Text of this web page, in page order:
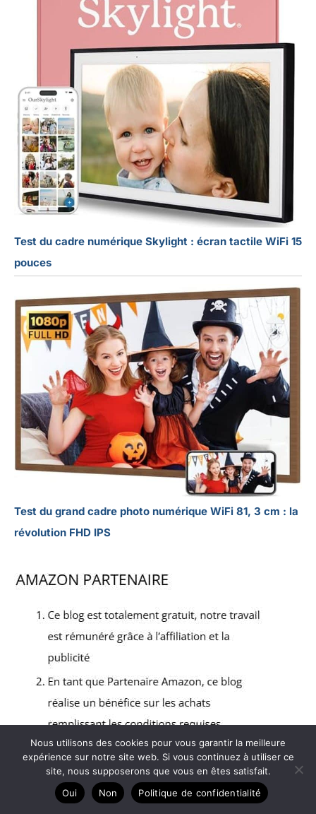
Test du cadre numérique Skylight : écran tactile WiFi 15
pouces
Test du grand cadre photo numérique WiFi 81, 3 cm : la
révolution FHD IPS
Nous utilisons des cookies pour vous garantir la meilleure
expérience sur notre site web. Si vous continuez à utiliser ce
site, nous supposerons que vous en êtes satisfait.
Oui
Non Politique de confidentialité